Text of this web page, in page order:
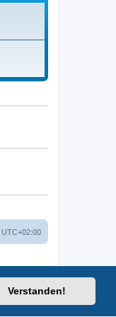
Verstanden!
UTC+02:00